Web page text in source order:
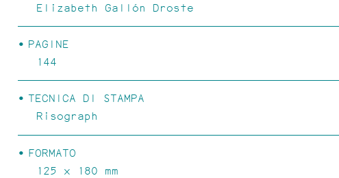
POEMAS FIBRA
Elizabeth Gallón Droste
PAGINE
144
TECNICA DI STAMPA
Risograph
FORMATO
125 x 180 mm